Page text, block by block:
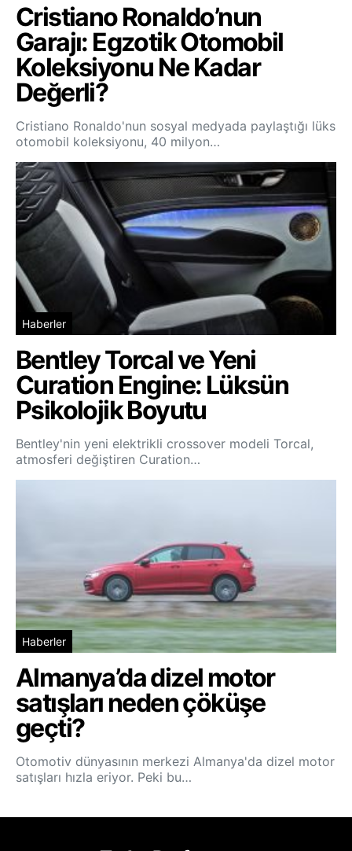
Cristiano Ronaldo’nun
Garajı: Egzotik Otomobil
Koleksiyonu Ne Kadar
Değerli?
Cristiano Ronaldo'nun sosyal medyada paylaştığı lüks
otomobil koleksiyonu, 40 milyon…
Haberler
Bentley Torcal ve Yeni
Curation Engine: Lüksün
Psikolojik Boyutu
Bentley'nin yeni elektrikli crossover modeli Torcal,
atmosferi değiştiren Curation…
Haberler
Almanya’da dizel motor
satışları neden çöküşe
geçti?
Otomotiv dünyasının merkezi Almanya'da dizel motor
satışları hızla eriyor. Peki bu…